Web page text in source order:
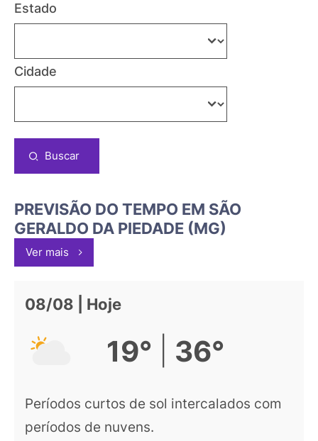
Estado
Cidade
Buscar
PREVISÃO DO TEMPO EM SÃO
GERALDO DA PIEDADE (MG)
Ver mais
08/08 | Hoje
19° 36°
Períodos curtos de sol intercalados com
períodos de nuvens.